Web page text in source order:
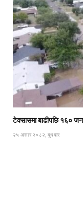
टेक्सासमा बाढीपछि १६०
२५ असार २०८२, बुधबार